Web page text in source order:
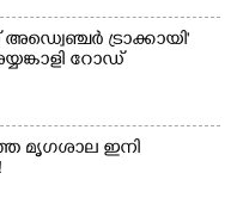
ട്രാക്കായി'
റോഡ്
മൃഗശാല ഇനി